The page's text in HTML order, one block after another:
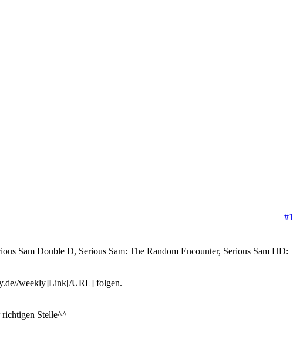
#1
Sam Double D, Serious Sam: The Random Encounter, Serious Sam HD:
weekly]Link[/URL] folgen.
richtigen Stelle^^